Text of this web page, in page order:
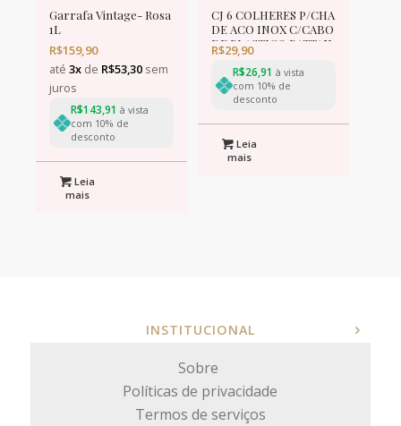
Garrafa Vintage- Rosa
1L
R$159,90
até 3xde R$53,30sem
juros
R$143,91 à vista
com 10% de
desconto
Leia
mais
CJ 6 COLHERES P/CHA
DE ACO INOX C/CABO
DE PLASTICO RATTAN
MARROM 16cm
R$29,90
R$26,91 à vista
com 10% de
desconto
Leia
mais
INSTITUCIONAL
Sobre
Políticas de privacidade
Termos de serviços